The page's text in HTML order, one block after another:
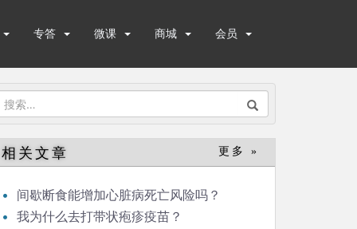
专答 微课 商城 会员
搜
：
相关文章 更多 »
间歇断食能增加心脏病死亡风险吗？
我为什么去打带状疱疹疫苗？